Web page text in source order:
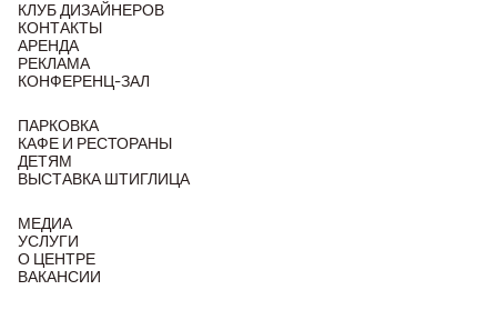
КЛУБ ДИЗАЙНЕРОВ
КОНТАКТЫ
АРЕНДА
РЕКЛАМА
КОНФЕРЕНЦ-ЗАЛ
ПАРКОВКА
КАФЕ И РЕСТОРАНЫ
ДЕТЯМ
ВЫСТАВКА ШТИГЛИЦА
МЕДИА
УСЛУГИ
О ЦЕНТРЕ
ВАКАНСИИ